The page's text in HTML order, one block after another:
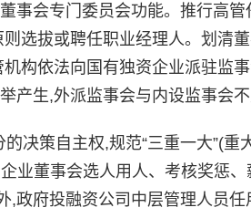
事会专门委员会功能。推行高
选拔或聘任职业经理人。划清
构依法向国有独资企业派驻监
产生,外派监事会与内设监事会不
策自主权,规范“三重一大”(重
业董事会选人用人、考核奖惩
,政府投融资公司中层管理人员